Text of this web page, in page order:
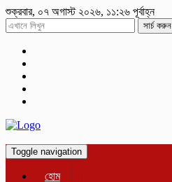
শুক্রবার, ০৭ অগাস্ট ২০২৬, ১১:২৬ পূর্বাহ্ন
সার্চ করুন
Toggle navigation
হোম